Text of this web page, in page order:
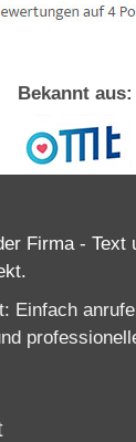
Bekannt aus:
Firma - Text
Einfach